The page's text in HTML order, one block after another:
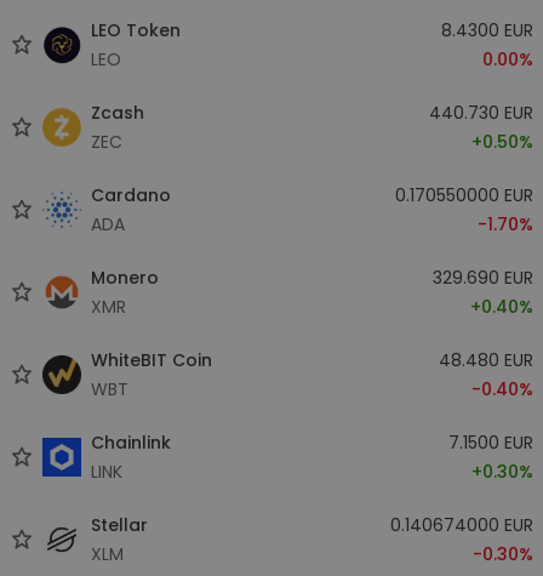
LEO Token
LEO
8.4300 EUR
0.00%
Zcash
ZEC
440.730 EUR
+0.50%
Cardano
ADA
0.170550000 EUR
-1.70%
Monero
XMR
329.690 EUR
+0.40%
WhiteBIT Coin
WBT
48.480 EUR
-0.40%
Chainlink
LINK
7.1500 EUR
+0.30%
Stellar
XLM
0.140674000 EUR
-0.30%